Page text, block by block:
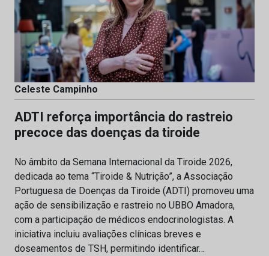
Celeste Campinho
ADTI reforça importância do rastreio
precoce das doenças da tiroide
No âmbito da Semana Internacional da Tiroide 2026,
dedicada ao tema “Tiroide & Nutrição”, a Associação
Portuguesa de Doenças da Tiroide (ADTI) promoveu uma
ação de sensibilização e rastreio no UBBO Amadora,
com a participação de médicos endocrinologistas. A
iniciativa incluiu avaliações clínicas breves e
doseamentos de TSH, permitindo identificar…